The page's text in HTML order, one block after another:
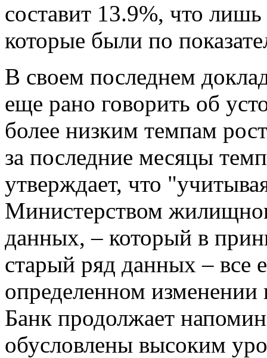
составит 13.9%, что
которые были по
В своем последнем
еще рано говорить об
более низким темпам
за последние месяцы
утверждает, что
Министерством
данных, – который в
старый ряд данных – все
определенном
Банк продолжает
обусловлены высоким